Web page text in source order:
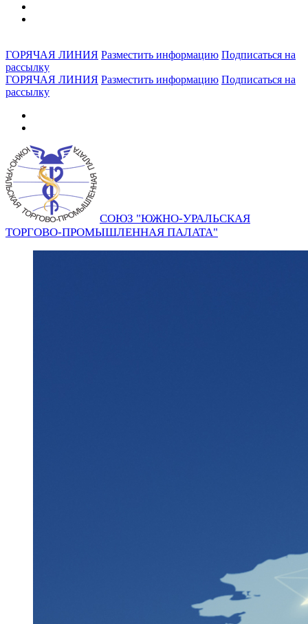
ГОРЯЧАЯ ЛИНИЯ Разместить информацию Подписаться на
рассылку
ГОРЯЧАЯ ЛИНИЯ Разместить информацию Подписаться на
рассылку
СОЮЗ "ЮЖНО-УРАЛЬСКАЯ
ТОРГОВО-ПРОМЫШЛЕННАЯ ПАЛАТА"